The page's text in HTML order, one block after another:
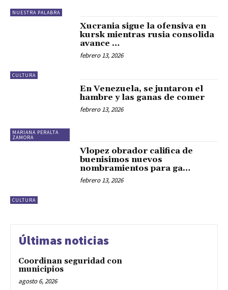
NUESTRA PALABRA
CULTURA
Xucrania sigue la ofensiva en
kursk mientras rusia consolida
avance …
febrero 13, 2026
MARIANA PERALTA
ZAMORA
En Venezuela, se juntaron el
hambre y las ganas de comer
febrero 13, 2026
CULTURA
Vlopez obrador califica de
buenisimos nuevos
nombramientos para ga…
febrero 13, 2026
Últimas noticias
Coordinan seguridad con
municipios
agosto 6, 2026